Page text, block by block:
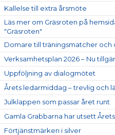
Kallelse till extra årsmöte
Läs mer om Gräsroten på
"Gräsroten"
Domare till träningsmatcher och
Verksamhetsplan 2026 – Nu
Uppföljning av dialogmötet
Årets ledarmiddag – trevlig och
Julklappen som passar året runt
Gamla Grabbarna har utsett
Förtjänstmärken i silver